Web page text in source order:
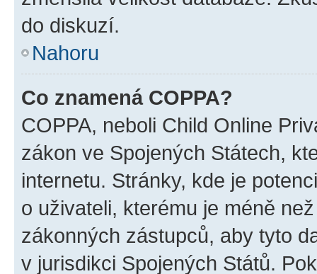
do diskuzí.
Nahoru
Co znamená COPPA?
COPPA, neboli Child Online
zákon ve Spojených Státech,
internetu. Stránky, kde je
o uživateli, kterému je méně
zákonných zástupců, aby tyto
v jurisdikci Spojených Států.